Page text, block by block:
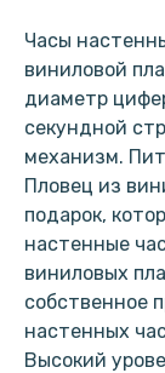
Часы
виниловой
диаметр
секундной
механизм.
Пловец из
подарок,
настенные
виниловых
собственное
настенных
Высокий